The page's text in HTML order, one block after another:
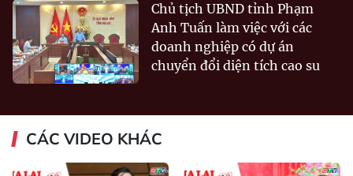
Chủ tịch UBND tỉnh Phạm
Anh Tuấn làm việc với các
doanh nghiệp có dự án
chuyển đổi diện tích cao su
CÁC VIDEO KHÁC